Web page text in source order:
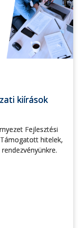
kiírások
Fejlesztési
hitelek,